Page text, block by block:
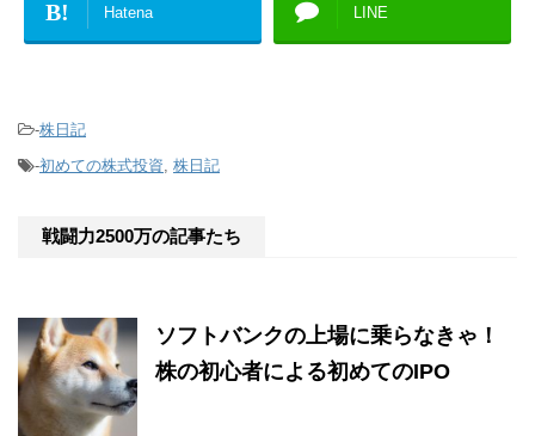
B! Hatena LINE
-株日記
-初めての株式投資, 株日記
戦闘力2500万の記事たち
ソフトバンクの上場に乗らなきゃ！
株の初心者による初めてのIPO